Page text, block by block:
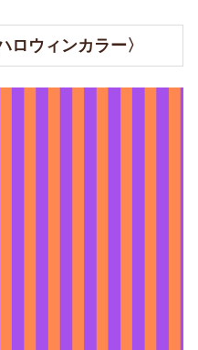
ロウィンカラー〉